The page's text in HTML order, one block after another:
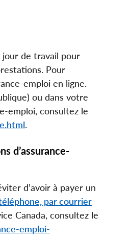
jour de travail pour
Pour
emploi en ligne.
ou dans votre
emploi, consultez le
.
d’assurance-
d’avoir à payer un
par courrier
Canada, consultez le
emploi-